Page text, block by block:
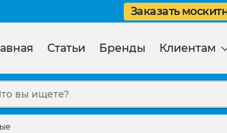
Заказать
Статьи Бренды Клиентам